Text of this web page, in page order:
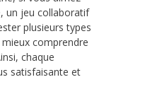
un jeu collaboratif
plusieurs types
comprendre
chaque
satisfaisante et